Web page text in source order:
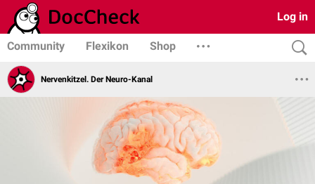
Log in
Community Flexikon Shop
Nervenkitzel. Der Neuro-Kanal